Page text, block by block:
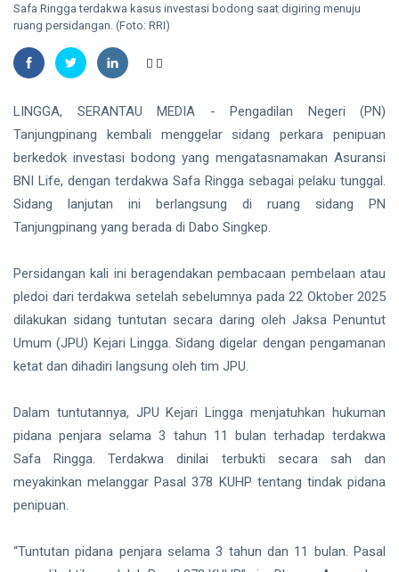
Besar
ADLG
Awards
2026
Tanjungpinang
Ingatkan
Warga
Waspadai
Penipuan
Pungut
Retribusi
Sampah
07 Aug,
17
167 RTLH di
Direhabilitasi
dengan
Bantuan
Kementerian
PKP
2026
views
RIAU
Migas,
Polda Riau
Perkuat
Sinergi
Lindungi
Aset
Negara
demi
Ketahanan
Energi
Nasional
Aug,
2026
views
Siak Sri Indrapura
Indonesia
Pekanbaru
PT IKPP Perawang
Safa Ringga terdakwa kasus investasi bodong saat digiring menuju
ruang persidangan. (Foto: RRI)
LINGGA, SERANTAU MEDIA - Pengadilan Negeri (PN)
Tanjungpinang kembali menggelar sidang perkara penipuan
berkedok investasi bodong yang mengatasnamakan Asuransi
BNI Life, dengan terdakwa Safa Ringga sebagai pelaku tunggal.
Sidang lanjutan ini berlangsung di ruang sidang PN
Tanjungpinang yang berada di Dabo Singkep.
Persidangan kali ini beragendakan pembacaan pembelaan atau
pledoi dari terdakwa setelah sebelumnya pada 22 Oktober 2025
dilakukan sidang tuntutan secara daring oleh Jaksa Penuntut
Umum (JPU) Kejari Lingga. Sidang digelar dengan pengamanan
ketat dan dihadiri langsung oleh tim JPU.
Dalam tuntutannya, JPU Kejari Lingga menjatuhkan hukuman
pidana penjara selama 3 tahun 11 bulan terhadap terdakwa
Safa Ringga. Terdakwa dinilai terbukti secara sah dan
meyakinkan melanggar Pasal 378 KUHP tentang tindak pidana
penipuan.
“Tuntutan pidana penjara selama 3 tahun dan 11 bulan. Pasal